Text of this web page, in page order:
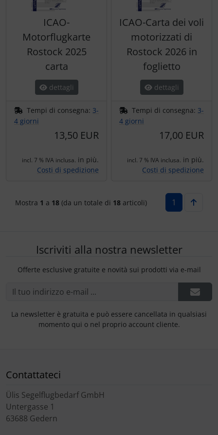
ICAO-
Motorflugkarte
Rostock 2025
carta
dettagli
Tempi di consegna: 3-
4 giorni
13,50 EUR
incl. 7 % IVA inclusa. in più.
Costi di spedizione
ICAO-Carta dei voli
motorizzati di
Rostock 2026 in
foglietto
dettagli
Tempi di consegna: 3-
4 giorni
17,00 EUR
incl. 7 % IVA inclusa. in più.
Costi di spedizione
Mostra 1 a 18 (da un totale di 18 articoli) 1
Iscriviti alla nostra newsletter
Offerte esclusive gratuite e novità sui prodotti via e-mail
La newsletter è gratuita e può essere cancellata in qualsiasi
momento qui o nel proprio account cliente.
Contattateci
Ülis Segelflugbedarf GmbH
Untergasse 1
63688 Gedern